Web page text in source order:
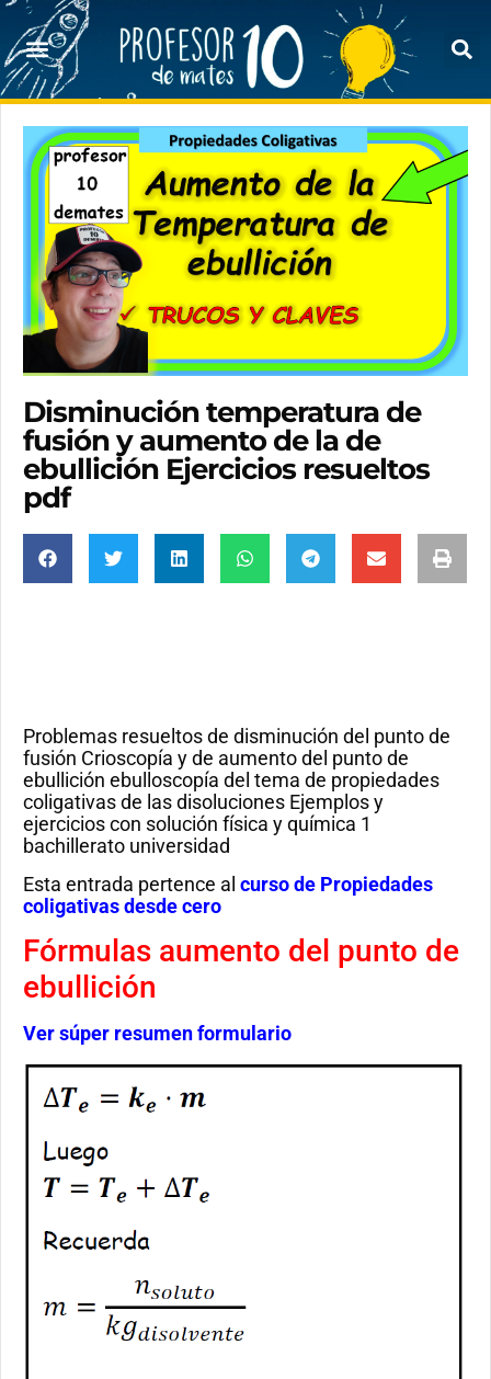
Disminución temperatura de
fusión y aumento de la de
ebullición Ejercicios resueltos
pdf
Problemas resueltos de disminución del punto de
fusión Crioscopía y de aumento del punto de
ebullición ebulloscopía del tema de propiedades
coligativas de las disoluciones Ejemplos y
ejercicios con solución física y química 1
bachillerato universidad
Esta entrada pertence al curso de Propiedades
coligativas desde cero
Fórmulas aumento del punto de
ebullición
Ver súper resumen formulario